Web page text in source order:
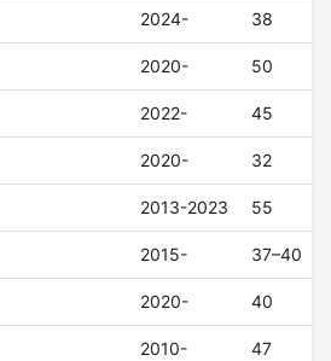
2024- 38
2020- 50
2022- 45
2020- 32
2013-2023 55
2015- 37–40
2020- 40
2010- 47